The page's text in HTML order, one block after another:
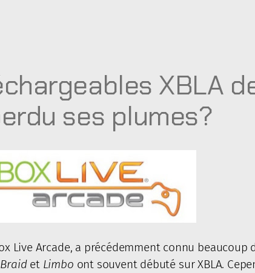
XBLA
ses plumes?
Live Arcade, a précédemment connu beaucoup
Braidet Limbo ont souvent débuté sur XBLA.